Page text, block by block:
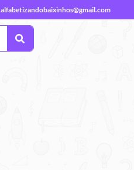
alfabetizandobaixinhos@gmail.com